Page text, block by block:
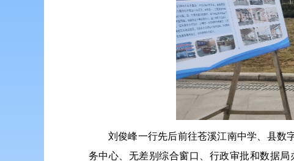
刘俊峰一行先后前往苍溪江南中学、县数
务中心、无差别综合窗口、行政审批和数据